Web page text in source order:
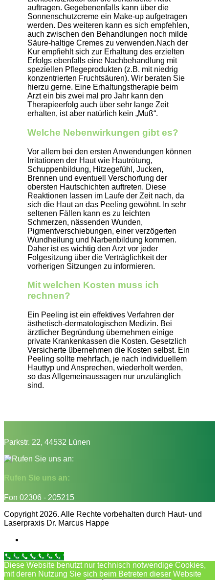
auftragen. Gegebenenfalls kann über die
Sonnenschutzcreme ein Make-up aufgetragen
werden. Des weiteren kann es sich empfehlen,
auch zwischen den Behandlungen noch milde
Säure-haltige Cremes zu verwenden.Nach der
Kur empfiehlt sich zur Erhaltung des erzielten
Erfolgs ebenfalls eine Nachbehandlung mit
speziellen Pflegeprodukten (z.B. mit niedrig
konzentrierten Fruchtsäuren). Wir beraten Sie
hierzu gerne. Eine Erhaltungstherapie beim
Arzt ein bis zwei mal pro Jahr kann den
Therapieerfolg auch über sehr lange Zeit
erhalten, ist aber natürlich kein „Muß“.
Welche Nebenwirkungen gibt es?
Vor allem bei den ersten Anwendungen können
Irritationen der Haut wie Hautrötung,
Schuppenbildung, Hitzegefühl, Jucken,
Brennen und eventuell Verschorfung der
obersten Hautschichten auftreten. Diese
Reaktionen lassen im Laufe der Zeit nach, da
sich die Haut an das Peeling gewöhnt. In sehr
seltenen Fällen kann es zu leichten
Schmerzen, nässenden Wunden,
Pigmentverschiebungen, einer verzögerten
Wundheilung und Narbenbildung kommen.
Daher ist es wichtig den Arzt vor jeder
Folgesitzung über die Verträglichkeit der
vorherigen Sitzungen zu informieren.
Mit welchen Kosten muss ich
rechnen?
Ein Peeling ist ein effektives Verfahren der
ästhetisch-dermatologischen Medizin. Bei
ärztlicher Begründung übernehmen einige
private Krankenkassen die Kosten. Gesetzlich
Versicherte übernehmen die Kosten selbst. Ein
Peeling sollte mehrfach, je nach individuellem
Hauttyp und Ansprechen, wiederholt werden,
so das Allgemeinaussagen nur unzulänglich
sind.
Parkstr. 22, 44532 Lünen
Rufen Sie uns an:
Fon 02306 - 205215
Copyright 2026. Alle Rechte vorbehalten durch Haut- und
Laserpraxis Dr. Marcus Happe
Rufen Sie uns an
Diese Website benutzt nur technisch notwendige Cookies,
mit deren Nutzung Sie sich beim Betreten dieser Website